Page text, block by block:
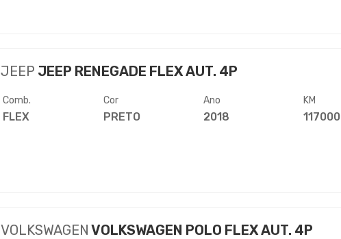
JEEP JEEP RENEGADE FLEX AUT. 4P
Comb.
FLEX
Cor
PRETO
Ano
2018
KM
117000
VOLKSWAGEN VOLKSWAGEN POLO FLEX AUT. 4P